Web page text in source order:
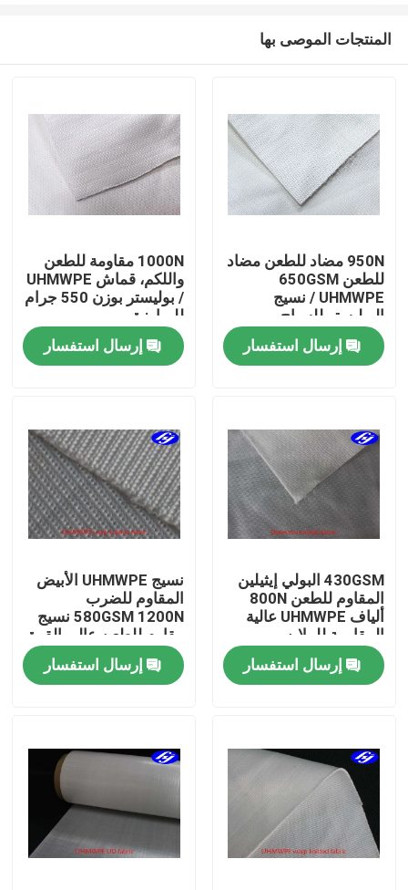
منزل
أشرطة فيديو
حول بنا
جولة في المعمل
ضبط الجودة
أخبار
طلب اقتباس
المنتجات الموصى بها
950N مضاد للطعن مضاد
للطعن 650GSM
UHMWPE / نسيج
البوليستر للسياج
إرسال استفسار
1000N مقاومة للطعن
واللكم، قماش UHMWPE
/ بوليستر بوزن 550 جرام
للمبارزة
إرسال استفسار
430GSM البولي إيثيلين
المقاوم للطعن 800N
ألياف UHMWPE عالية
المقاومة للملابس
المبارزة
إرسال استفسار
نسيج UHMWPE الأبيض
المقاوم للضرب
580GSM 1200N نسيج
مقاوم للطعن عالي القوة
إرسال استفسار